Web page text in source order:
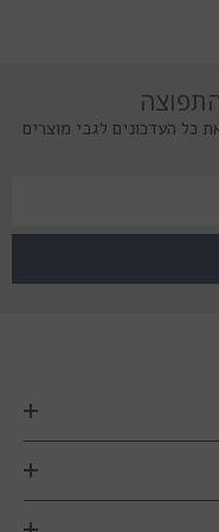
כל העדכונים לגבי מוצרים